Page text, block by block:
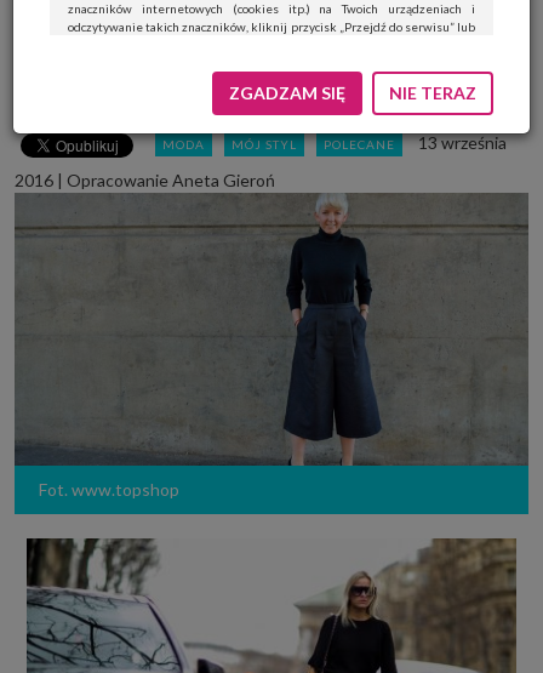
znaczników internetowych (cookies itp.) na Twoich urządzeniach i
odczytywanie takich znaczników, kliknij przycisk „Przejdź do serwisu” lub
Jeśli nie chcesz wyrazić zgody, kliknij „Nie teraz”.
Wyrażenie zgody jest dobrowolne. Możesz edytować zakres zgody, w tym
Powyższa zgoda dotyczy przetwarzania Twoich danych osobowych w celach
marketingowych Zaufanych Partnerów. Zaufani Partnerzy to firmy z
obszaru e-commerce i reklamodawcy oraz działające w ich imieniu domy
mediowe i podobne organizacje, z którymi Grupa SAGIER współpracuje.
Podmioty z Grupy SAGIER w ramach udostępnianych przez siebie usług
internetowych przetwarzają Twoje dane we własnych celach
marketingowych w oparciu o prawnie uzasadniony, wspólny interes
podmiotów Grupy SAGIER. Przetwarzanie takie nie wymaga dodatkowej
zgody z Twojej strony, ale możesz mu się w każdej chwili sprzeciwić. O ile
nie zdecydujesz inaczej, dokonując stosownych zmian ustawień w Twojej
przeglądarce, podmioty z Grupy SAGIER będą również instalować na
Twoich urządzeniach pliki cookies i podobne oraz odczytywać informacje z
takich plików. Bliższe informacje o cookies znajdziesz w akapicie
Administratorami Twoich danych są podmioty z Grupy SAGIER czyli
podmioty z grupy kapitałowej SAGIER, w której skład wchodzą Sagier Sp. z
o.o. ul. Cegielniana 18c/3, 35-310 Rzeszów oraz Podmioty Zależne.
Ponadto, w świetle obowiązującego prawa, administratorami Twoich
danych w ramach poszczególnych Usług mogą być również Zaufani
Partnerzy, w tym klienci.
PODMIIOTY ZALEŻNE:
http://www.biznesistyl.pl/
http://poradnikbudowlany.eu/
https://modnieizdrowo.pl/
ZGADZAM SIĘ NIE TERAZ
Spodnie damskie, ale jakie
najmodniejsze?!
MODA MÓJ STYL POLECANE
13 września
2016 | Opracowanie Aneta Gieroń
Fot. www.topshop